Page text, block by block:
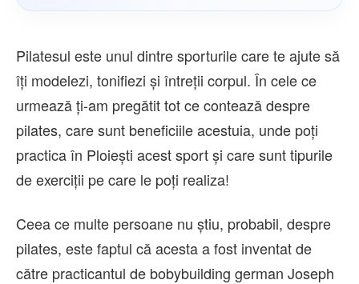
Pilatesul este unul dintre sporturile care te ajute să
îți modelezi, tonifiezi și întreții corpul. În cele ce
urmează ți-am pregătit tot ce contează despre
pilates, care sunt beneficiile acestuia, unde poți
practica în Ploiești acest sport și care sunt tipurile
de exerciții pe care le poți realiza!
Ceea ce multe persoane nu știu, probabil, despre
pilates, este faptul că acesta a fost inventat de
către practicantul de bobybuilding german Joseph